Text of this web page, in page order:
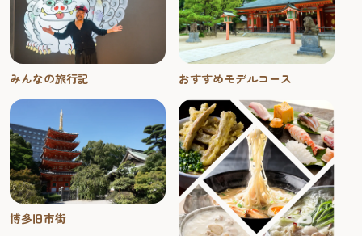
みんなの旅行記 おすすめモデルコース
博多旧市街